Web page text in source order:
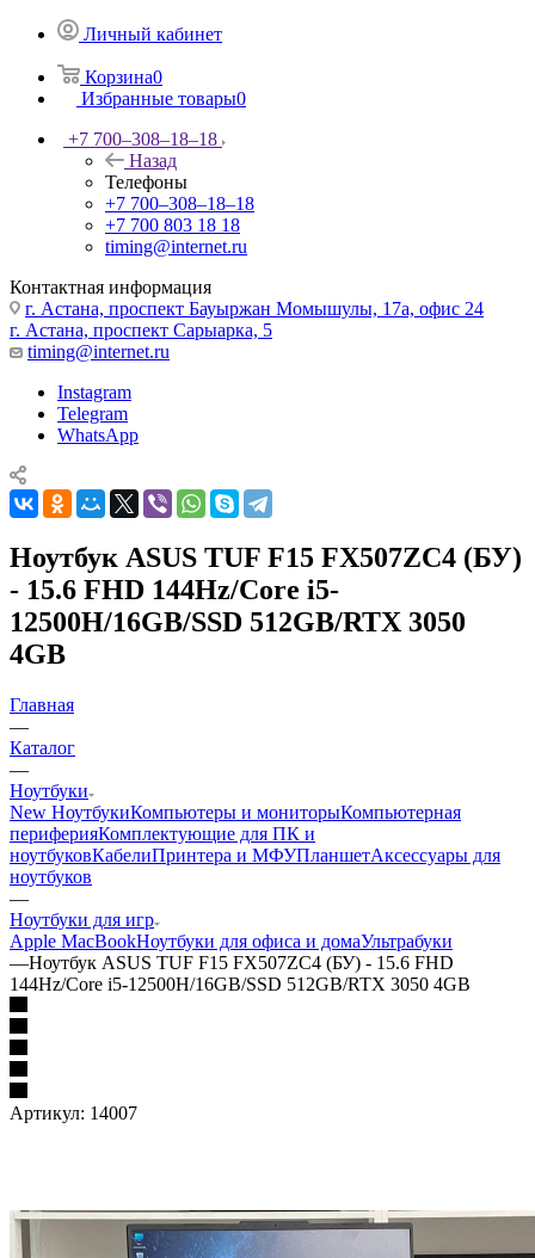
Личный кабинет
Корзина0
Избранные товары0
+7 700‒308‒18‒18
Назад
Телефоны
+7 700‒308‒18‒18
+7 700 803 18 18
timing@internet.ru
Контактная информация
г. Астана, проспект Бауыржан Момышулы, 17а, офис 24
г. Астана, проспект Сарыарка, 5
timing@internet.ru
Instagram
Telegram
WhatsApp
Ноутбук ASUS TUF F15 FX507ZC4 (БУ)
- 15.6 FHD 144Hz/Core i5-
12500H/16GB/SSD 512GB/RTX 3050
4GB
Главная
—
Каталог
—
Ноутбуки
New НоутбукиКомпьютеры и мониторыКомпьютерная
периферияКомплектующие для ПК и
ноутбуковКабелиПринтера и МФУПланшетАксессуары для
ноутбуков
—
Ноутбуки для игр
Apple MacBookНоутбуки для офиса и домаУльтрабуки
—Ноутбук ASUS TUF F15 FX507ZC4 (БУ) - 15.6 FHD
144Hz/Core i5-12500H/16GB/SSD 512GB/RTX 3050 4GB
Артикул: 14007